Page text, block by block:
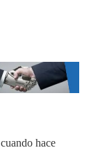
hace